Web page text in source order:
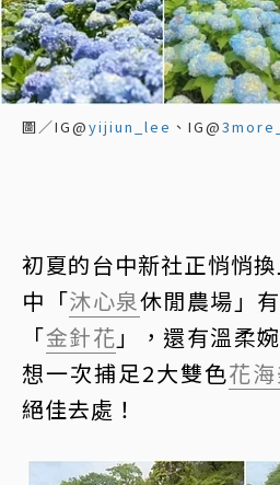
圖／IG@yijiun_lee 、IG@
初夏的台中新社正悄悄
中「沐心泉休閒農場」
「金針花 」，還有溫柔
想一次捕足2大雙色花海
絕佳去處！